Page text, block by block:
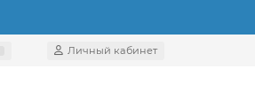
Личный кабинет